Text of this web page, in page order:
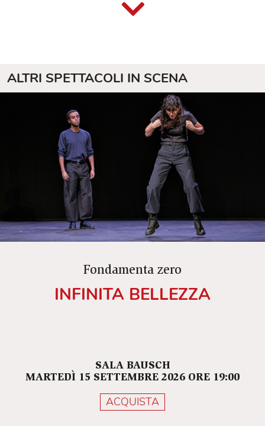
ALTRI SPETTACOLI IN SCENA
Fondamenta zero
INFINITA BELLEZZA
SALA BAUSCH
MARTEDÌ 15 SETTEMBRE 2026 ORE 19:00
ACQUISTA